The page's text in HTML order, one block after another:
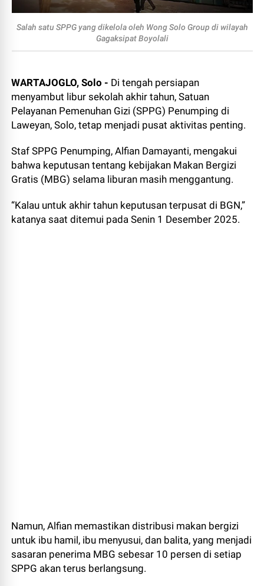
Salah satu SPPG yang dikelola oleh Wong Solo Group di wilayah
Gagaksipat Boyolali
WARTAJOGLO, Solo - Di tengah persiapan
menyambut libur sekolah akhir tahun, Satuan
Pelayanan Pemenuhan Gizi (SPPG) Penumping di
Laweyan, Solo, tetap menjadi pusat aktivitas penting.
Staf SPPG Penumping, Alfian Damayanti, mengakui
bahwa keputusan tentang kebijakan Makan Bergizi
Gratis (MBG) selama liburan masih menggantung.
“Kalau untuk akhir tahun keputusan terpusat di BGN,”
katanya saat ditemui pada Senin 1 Desember 2025.
Namun, Alfian memastikan distribusi makan bergizi
untuk ibu hamil, ibu menyusui, dan balita, yang menjadi
sasaran penerima MBG sebesar 10 persen di setiap
SPPG akan terus berlangsung.